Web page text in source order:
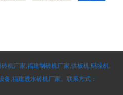
机厂家,福建制砖机厂家,供板机,码垛机,
备,福建透水砖机厂家。联系方式：